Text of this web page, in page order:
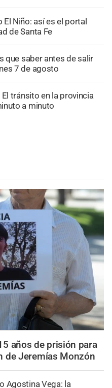
El Niño: así es el portal
de Santa Fe
que saber antes de salir
7 de agosto
El tránsito en la provincia
a minuto
años de prisión para
de Jeremías Monzón
Agostina Vega: la